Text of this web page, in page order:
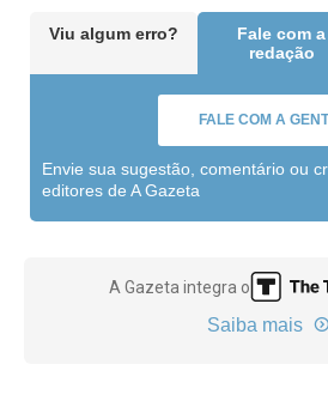
Viu algum erro?
Fale com a
redação
FALE COM A
Envie sua sugestão, comentário ou
editores de A Gazeta
A Gazeta integra o
Saiba mais